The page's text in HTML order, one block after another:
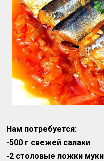
Нам потребуется:
-500 г свежей салаки
-2 столовые ложки муки